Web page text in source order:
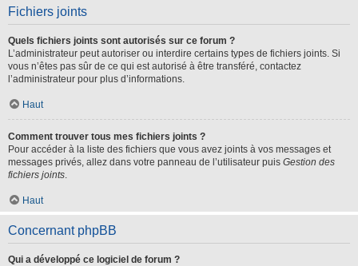
Fichiers joints
Quels fichiers joints sont autorisés sur ce forum ?
L’administrateur peut autoriser ou interdire certains types de fichiers joints. Si
vous n’êtes pas sûr de ce qui est autorisé à être transféré, contactez
l’administrateur pour plus d’informations.
Haut
Comment trouver tous mes fichiers joints ?
Pour accéder à la liste des fichiers que vous avez joints à vos messages et
messages privés, allez dans votre panneau de l’utilisateur puis Gestion des
fichiers joints.
Haut
Concernant phpBB
Qui a développé ce logiciel de forum ?